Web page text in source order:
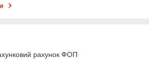
рахунок ФОП